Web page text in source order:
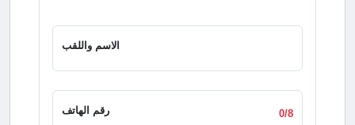
الاسم واللقب
رقم الهاتف 0/8